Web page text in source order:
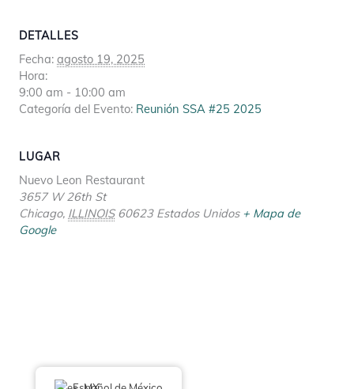
DETALLES
Fecha: agosto 19, 2025
Hora:
9:00 am - 10:00 am
Categoría del Evento: Reunión SSA #25 2025
LUGAR
Nuevo Leon Restaurant
3657 W 26th St
Chicago, ILLINOIS 60623 Estados Unidos + Mapa de
Google